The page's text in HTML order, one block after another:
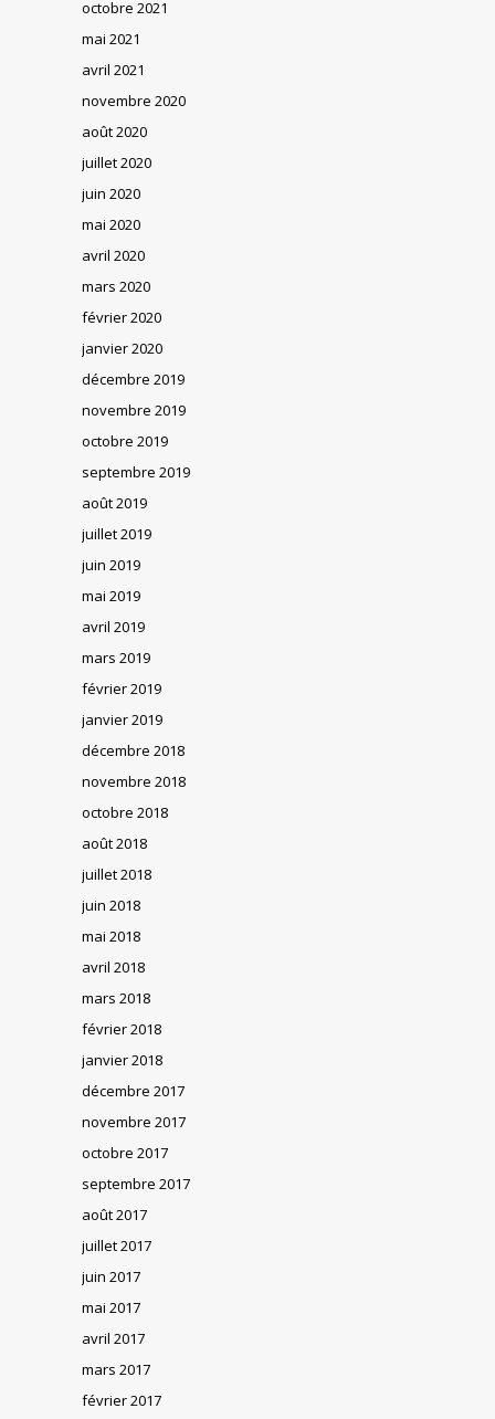
octobre 2021
mai 2021
avril 2021
novembre 2020
août 2020
juillet 2020
juin 2020
mai 2020
avril 2020
mars 2020
février 2020
janvier 2020
décembre 2019
novembre 2019
octobre 2019
septembre 2019
août 2019
juillet 2019
juin 2019
mai 2019
avril 2019
mars 2019
février 2019
janvier 2019
décembre 2018
novembre 2018
octobre 2018
août 2018
juillet 2018
juin 2018
mai 2018
avril 2018
mars 2018
février 2018
janvier 2018
décembre 2017
novembre 2017
octobre 2017
septembre 2017
août 2017
juillet 2017
juin 2017
mai 2017
avril 2017
mars 2017
février 2017